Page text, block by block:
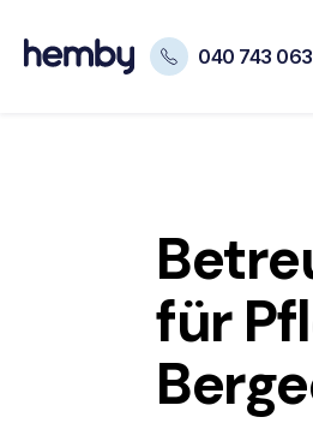
040 743
für